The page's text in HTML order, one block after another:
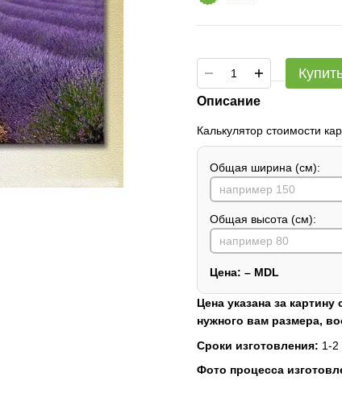
Описание
Калькулятор стоимости
Общая ширина (см):
Общая высота (см):
Цена: – MDL
Цена указана за
нужного вам размера,
Сроки изготовления: 1-2
Фото процесса